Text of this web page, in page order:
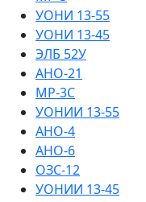
УОНИ 13-55
УОНИ 13-45
ЭЛБ 52У
АНО-21
МР-3С
УОНИИ 13-55
АНО-4
АНО-6
ОЗС-12
УОНИИ 13-45